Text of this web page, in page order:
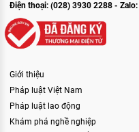
Điện thoại: (028) 3930 2288 -
Giới thiệu
Pháp luật Việt Nam
Pháp luật lao động
Khám phá nghề nghiệp